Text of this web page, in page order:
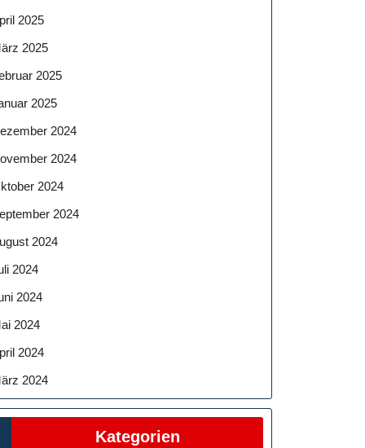
2025
2025
2025
2025
2024
2024
2024
2024
2024
2024
2024
2024
2024
2024
Kategorien